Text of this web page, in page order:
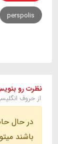
perspolis
نظرت رو
از حروف
در حال
باشند